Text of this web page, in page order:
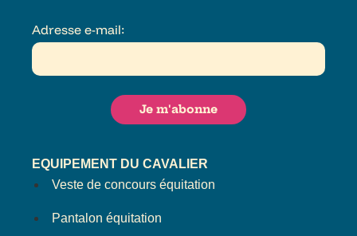
EQUIPEMENT DU CAVALIER
Veste de concours équitation
Pantalon équitation
Adresse e-mail: